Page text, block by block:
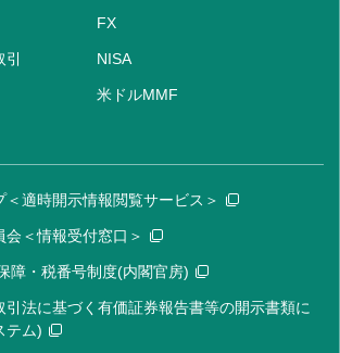
FX
NISA
米ドルMMF
＜適時開示情報閲覧サービス＞
＜情報受付窓口＞
障・税番号制度(内閣官房)
引法に基づく有価証券報告書等の開示書類に
テム)